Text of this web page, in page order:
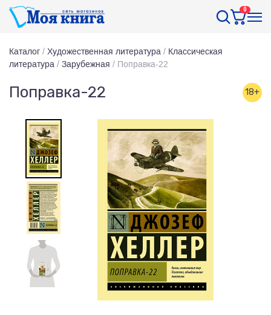
0
Каталог / Художественная литература / Классическая
литература / Зарубежная / Поправка-22
Поправка-22 18+